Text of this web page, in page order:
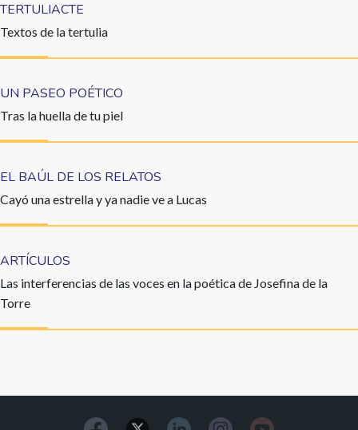
TERTULIACTE
Textos de la tertulia
UN PASEO POÉTICO
Tras la huella de tu piel
EL BAÚL DE LOS RELATOS
Cayó una estrella y ya nadie ve a Lucas
ARTÍCULOS
Las interferencias de las voces en la poética de Josefina de la
Torre